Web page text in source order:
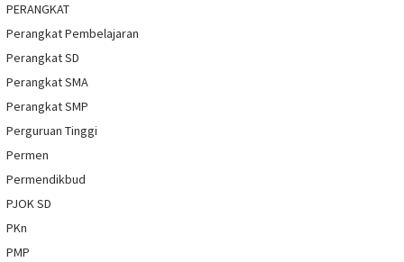
PERANGKAT
Perangkat Pembelajaran
Perangkat SD
Perangkat SMA
Perangkat SMP
Perguruan Tinggi
Permen
Permendikbud
PJOK SD
PKn
PMP